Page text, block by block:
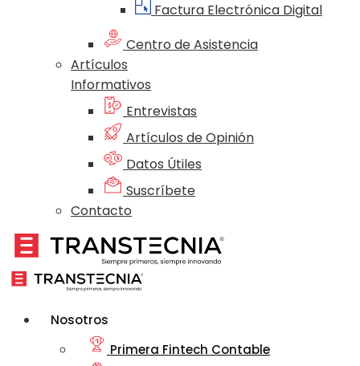
Factura Electrónica Digital
Centro de Asistencia
Artículos
Informativos
Entrevistas
Artículos de Opinión
Datos Útiles
Suscríbete
Contacto
Nosotros
Primera Fintech Contable